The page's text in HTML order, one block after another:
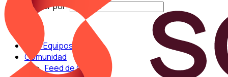
Buscar por:
Para Equipos
Comunidad
Feed de Cocina